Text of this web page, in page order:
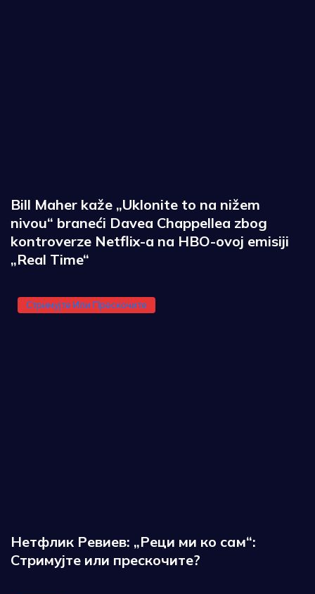
Bill Maher kaže „Uklonite to na nižem
nivou“ braneći Davea Chappellea zbog
kontroverze Netflix-a na HBO-ovoj emisiji
„Real Time“
Стримујте Или Прескочите
Нетфлик Ревиев: „Реци ми ко сам“:
Стримујте или прескочите?